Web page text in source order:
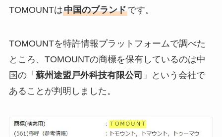
TOMOUNTは中国のブランドです。
TOMOUNTを特許情報プラットフォームで調べた
ところ、TOMOUNTの商標を保有しているのは中
国の「 蘇州途盟戸外科技有限公司 」という会社で
あることが判明しました。